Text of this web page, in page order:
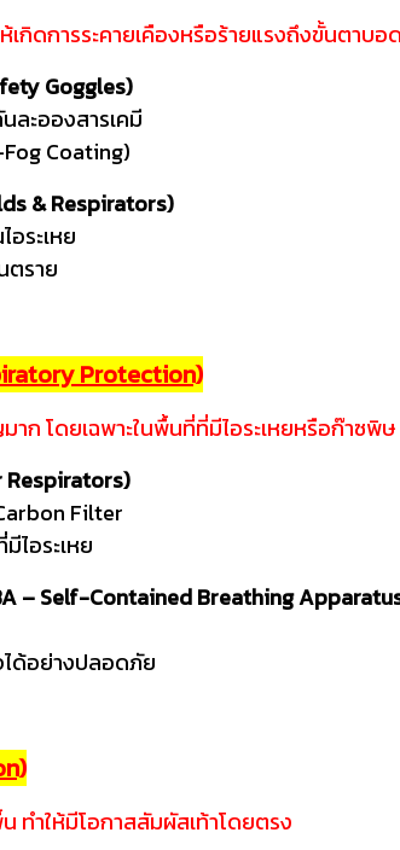
กิดการระคายเคืองหรือร้ายแรงถึงขั้นตาบอด
Goggles)
ะอองสารเคมี
Coating)
& Respirators)
ระเหย
ตราย
Protection)
ก โดยเฉพาะในพื้นที่ที่มีไอระเหยหรือก๊าซพิษ
Respirators)
Filter
ไอระเหย
– Self-Contained Breathing
ได้อย่างปลอดภัย
ทำให้มีโอกาสสัมผัสเท้าโดยตรง